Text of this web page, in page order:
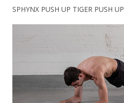
SPHYNX PUSH UP TIGER PUSH UP